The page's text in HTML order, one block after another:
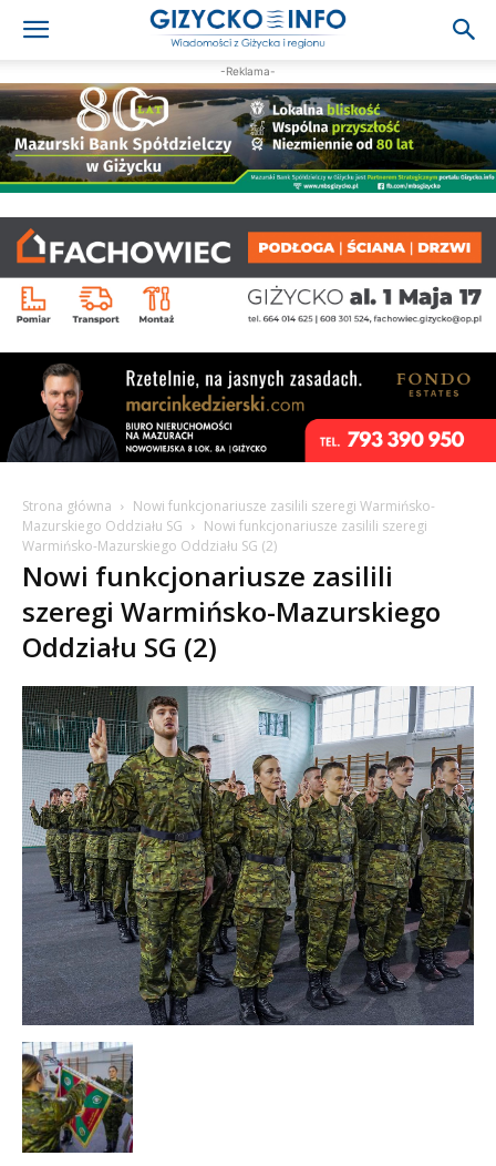
-Reklama-
Strona główna
Nowi funkcjonariusze zasilili szeregi Warmińsko-
Mazurskiego Oddziału SG
Nowi funkcjonariusze zasilili szeregi
Warmińsko-Mazurskiego Oddziału SG (2)
Nowi funkcjonariusze zasilili
szeregi Warmińsko-Mazurskiego
Oddziału SG (2)